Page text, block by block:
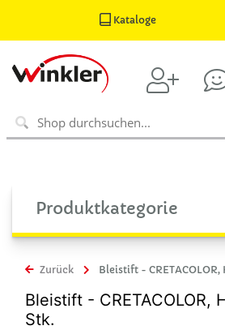
Kataloge
Produktkategorie
Zurück Bleistift -
Bleistift - CRETACOLOR,
Stk.